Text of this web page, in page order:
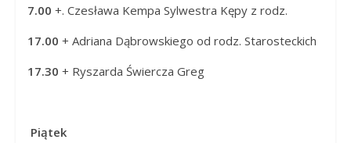
7.00 +. Czesława Kempa Sylwestra Kępy z rodz.
17.00 + Adriana Dąbrowskiego od rodz. Starosteckich
17.30 + Ryszarda Świercza Greg
Piątek